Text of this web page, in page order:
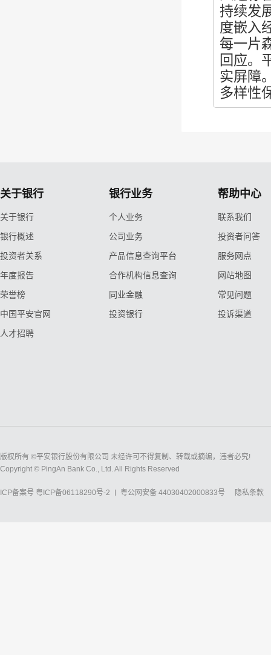
持续发
度嵌入
每一片
回应。
实屏障
多样性
关于银行
关于银行
银行概述
投资者关系
年度报告
荣誉榜
中国平安官网
人才招聘
银行业务
个人业务
公司业务
产品信息查询平台
合作机构信息查询
同业金融
投资银行
帮助中心
联系我们
投资者问答
服务网点
网站地图
常见问题
投诉渠道
版权所有 ©平安银行股份有限公司 未经许可不得复制、转载或摘编，违者必究!
Copyright © PingAn Bank Co., Ltd. All Rights Reserved
ICP备案号 粤ICP备06118290号-2 粤公网安备 44030402000833号 隐私条款